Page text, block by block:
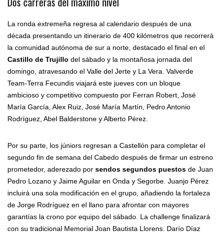
La ronda extremeña regresa al calendario después de una
década presentando un itinerario de 400 kilómetros que recorrerá
la comunidad autónoma de sur a norte, destacado el final en el
Castillo de Trujillo del sábado y la montañosa jornada del
domingo, atravesando el Valle del Jerte y La Vera. Valverde
Team-Terra Fecundis viajará este jueves con un bloque
ambicioso y competitivo compuesto por Ferran Robert, José
María García, Alex Ruiz, José María Martín, Pedro Antonio
Rodríguez, Abel Balderstone y Alberto Pérez.
Por su parte, los júniors regresan a Castellón para completar el
segundo fin de semana del Cabedo después de firmar un estreno
prometedor, aderezado por sendos segundos puestos de Juan
Pedro Lozano y Jaime Aguilar en Onda y Segorbe. Juanjo Pérez
incluirá una sola modificación en el grupo, añadiendo la fortaleza
de Jorge Rodríguez en el llano para afrontar con mayores
garantías la crono por equipo del sábado. La challenge finalizará
con su tradicional Memorial Joan Bautista Llorens. Darío Díaz